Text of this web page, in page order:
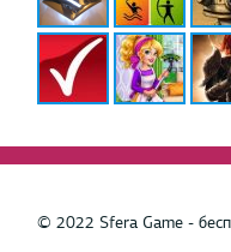
© 2022 Sfera Game -